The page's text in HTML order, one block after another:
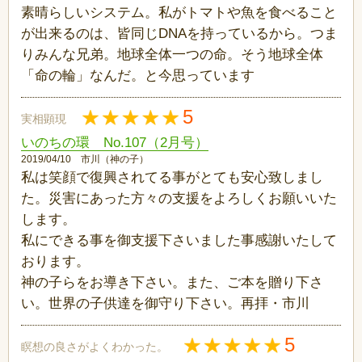
素晴らしいシステム。私がトマトや魚を食べること
が出来るのは、皆同じDNAを持っているから。つま
りみんな兄弟。地球全体一つの命。そう地球全体
「命の輪」なんだ。と今思っています
実相顕現 5
いのちの環 No.107（2月号）
2019/04/10 市川（神の子）
私は笑顔で復興されてる事がとても安心致しまし
た。災害にあった方々の支援をよろしくお願いいた
します。
私にできる事を御支援下さいました事感謝いたして
おります。
神の子らをお導き下さい。また、ご本を贈り下さ
い。世界の子供達を御守り下さい。再拝・市川
瞑想の良さがよくわかった。 5